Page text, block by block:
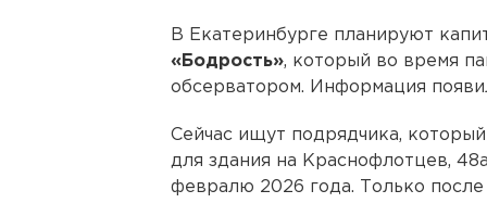
В Екатеринбурге планируют
«Бодрость», который во время
обсерватором. Информация
Сейчас ищут подрядчика,
для здания на Краснофлотцев,
февралю 2026 года. Только после